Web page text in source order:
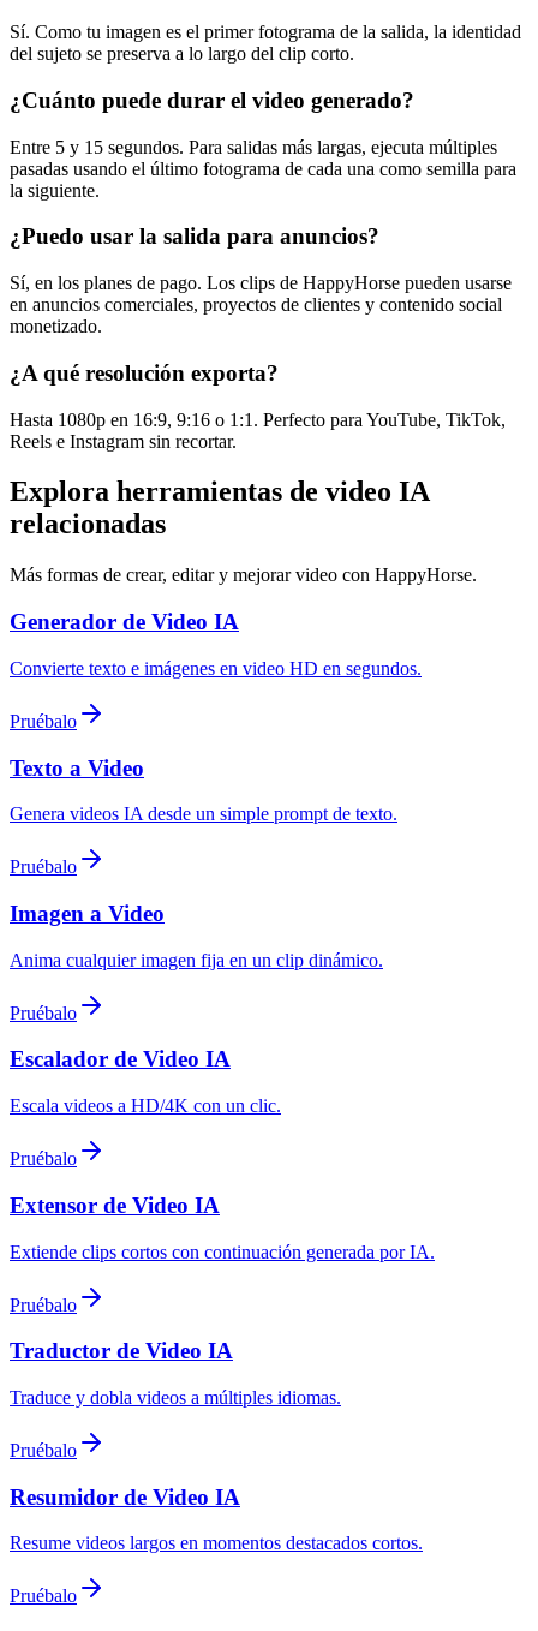
Sí. Como tu imagen es el primer fotograma de la salida, la identidad
del sujeto se preserva a lo largo del clip corto.
¿Cuánto puede durar el video generado?
Entre 5 y 15 segundos. Para salidas más largas, ejecuta múltiples
pasadas usando el último fotograma de cada una como semilla para
la siguiente.
¿Puedo usar la salida para anuncios?
Sí, en los planes de pago. Los clips de HappyHorse pueden usarse
en anuncios comerciales, proyectos de clientes y contenido social
monetizado.
¿A qué resolución exporta?
Hasta 1080p en 16:9, 9:16 o 1:1. Perfecto para YouTube, TikTok,
Reels e Instagram sin recortar.
Explora herramientas de video IA
relacionadas
Más formas de crear, editar y mejorar video con HappyHorse.
Generador de Video IA
Convierte texto e imágenes en video HD en segundos.
Pruébalo
Texto a Video
Genera videos IA desde un simple prompt de texto.
Pruébalo
Imagen a Video
Anima cualquier imagen fija en un clip dinámico.
Pruébalo
Escalador de Video IA
Escala videos a HD/4K con un clic.
Pruébalo
Extensor de Video IA
Extiende clips cortos con continuación generada por IA.
Pruébalo
Traductor de Video IA
Traduce y dobla videos a múltiples idiomas.
Pruébalo
Resumidor de Video IA
Resume videos largos en momentos destacados cortos.
Pruébalo